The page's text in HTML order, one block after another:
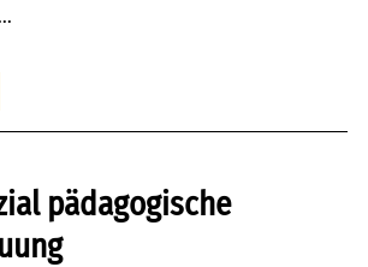
pädagogische